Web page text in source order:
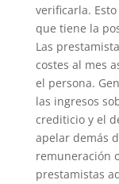
verificarla.
que tiene la
Las
costes al mes
el persona.
las ingresos
crediticio y el
apelar demás
remuneración
prestamistas